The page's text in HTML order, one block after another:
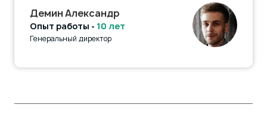
Демин Александр
Опыт работы - 10 лет
Генеральный директор